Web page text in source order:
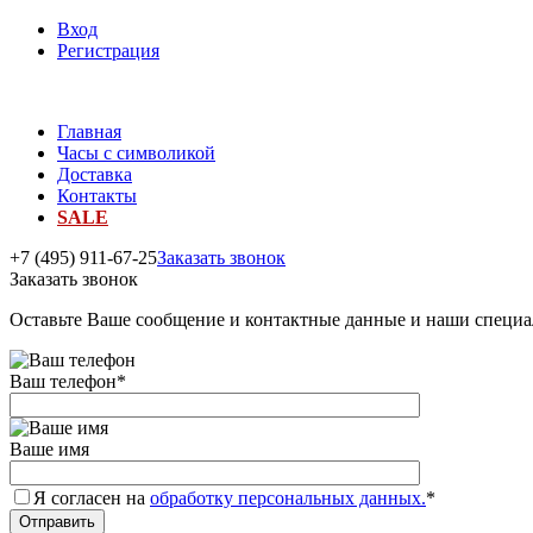
Вход
Регистрация
Главная
Часы с символикой
Доставка
Контакты
SALE
+7 (495) 911-67-25Заказать звонок
Заказать звонок
Оставьте Ваше сообщение и контактные данные и наши
Ваш телефон*
Ваше имя
Я согласен на обработку персональных данных.*